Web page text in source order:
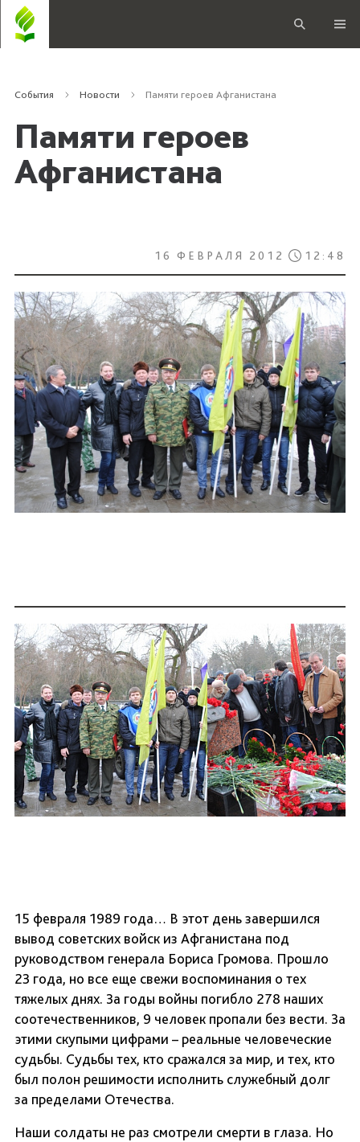
События Новости Памяти героев Афганистана
Памяти героев
Афганистана
16 ФЕВРАЛЯ 2012 12:48
15 февраля 1989 года… В этот день завершился
вывод советских войск из Афганистана под
руководством генерала Бориса Громова. Прошло
23 года, но все еще свежи воспоминания о тех
тяжелых днях. За годы войны погибло 278 наших
соотечественников, 9 человек пропали без вести. За
этими скупыми цифрами – реальные человеческие
судьбы. Судьбы тех, кто сражался за мир, и тех, кто
был полон решимости исполнить служебный долг
за пределами Отечества.
Наши солдаты не раз смотрели смерти в глаза. Но